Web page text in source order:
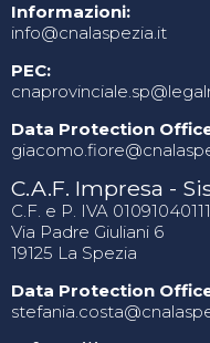
Informazioni:
info@cnalaspezia.it
PEC:
Data Protection
C.A.F. Impresa -
C.F. e P. IVA 01091040111
Via Padre Giuliani 6
19125 La Spezia
Data Protection